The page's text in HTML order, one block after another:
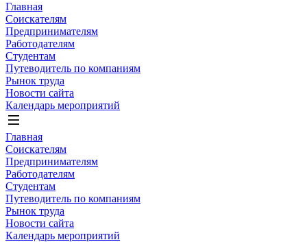
Главная
Соискателям
Предпринимателям
Работодателям
Студентам
Путеводитель по компаниям
Рынок труда
Новости сайта
Календарь мероприятий
Главная
Соискателям
Предпринимателям
Работодателям
Студентам
Путеводитель по компаниям
Рынок труда
Новости сайта
Календарь мероприятий